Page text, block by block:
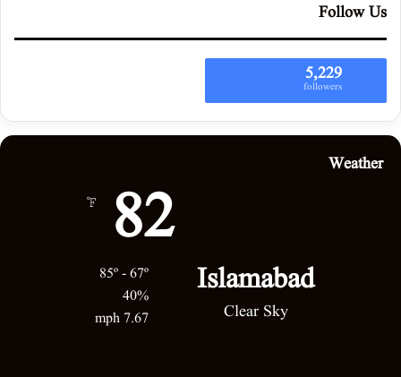
Follow Us
5,229
followers
Weather
Islamabad
Clear Sky
82
℉
40%
7.67 mph